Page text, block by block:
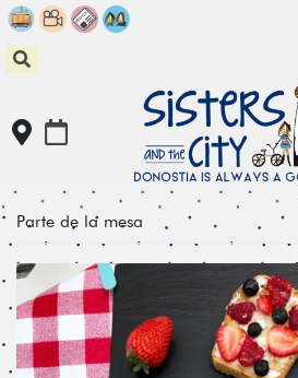
Skip
to
content
Parte de la mesa